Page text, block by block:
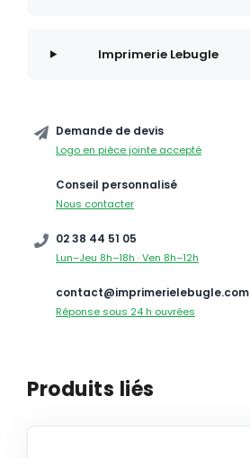
Imprimerie Lebugle
Demande de devis
Logo en pièce jointe accepté
Conseil personnalisé
Nous contacter
02 38 44 51 05
Lun–Jeu 8h–18h · Ven 8h–12h
contact@imprimerielebugle.com
Réponse sous 24 h ouvrées
Produits liés